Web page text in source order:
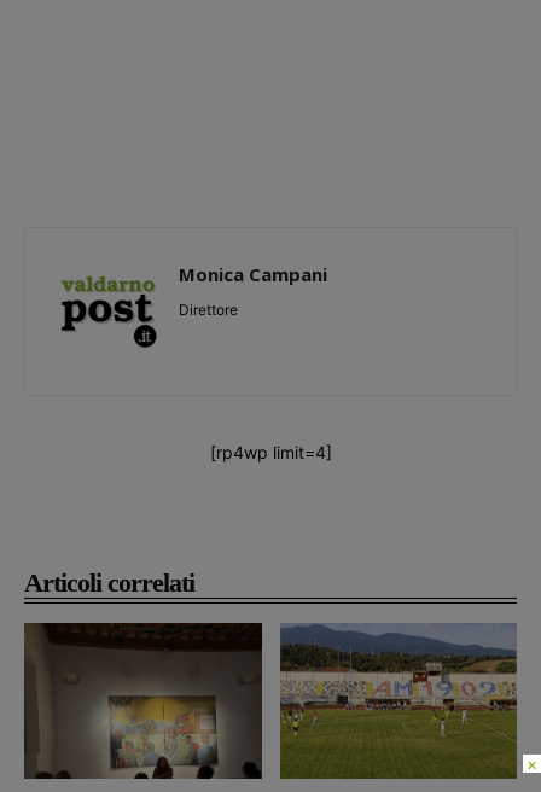
Articoli correlati
Monica Campani
Direttore
[rp4wp limit=4]
×